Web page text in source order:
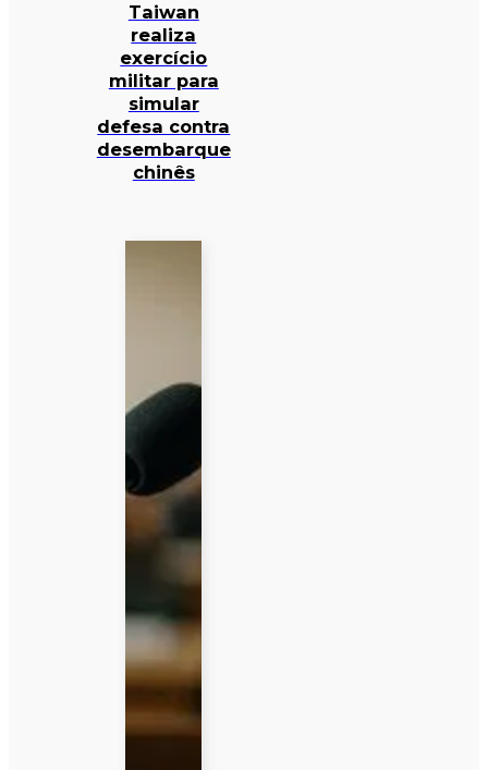
Taiwan
realiza
exercício
militar para
simular
defesa contra
desembarque
chinês